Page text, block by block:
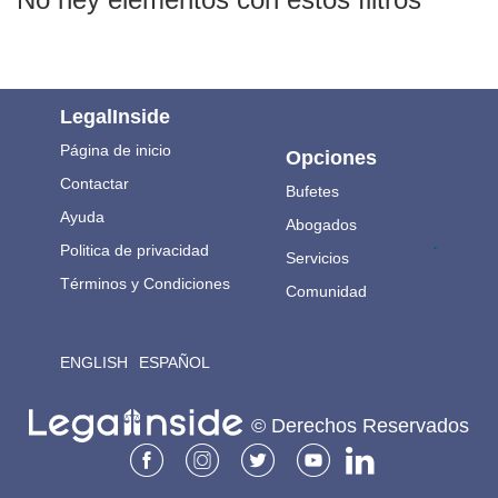
LegalInside
Página de inicio
Contactar
Ayuda
Politica de privacidad
Términos y Condiciones
ENGLISH ESPAÑOL
Opciones
Bufetes
Abogados
Servicios
Comunidad
.
© Derechos Reservados